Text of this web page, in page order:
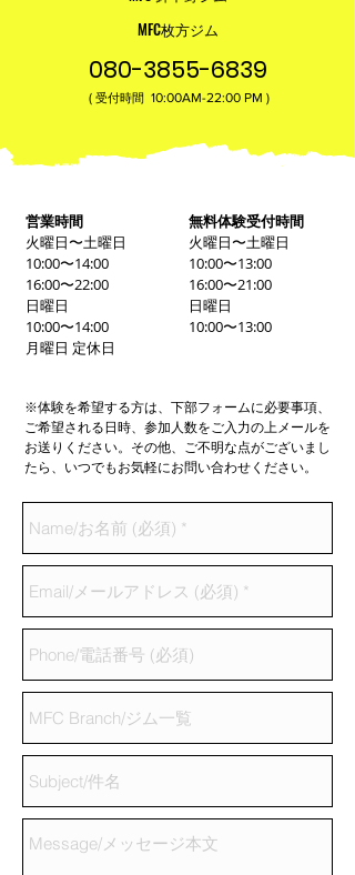
MFC枚方ジム
080-3855-6839
( 受付時間 10:00AM-22:00​ PM )
営業時間
火曜日〜土曜日
10:00〜14:00
16:00〜22:00
日曜日
10:00〜14:00
月曜日 定休日
無料体験受付時間
火曜日〜土曜日
10:00〜13:00
16:00〜21:00
日曜日
10:00〜13:00
※体験を希望する方は、下部フォームに必要事項、
ご希望される日時、参加人数をご入力の上メールを
お送りください。その他、ご不明な点がございまし
たら、いつでもお気軽にお問い合わせください。